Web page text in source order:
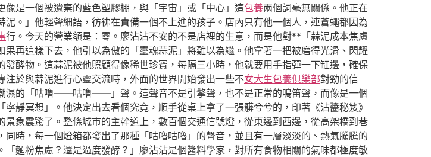
是一個被遺棄的藍色塑膠棚，與「宇宙」或「中心」這包養兩個詞毫無關係。他正在
。」他輕聲細語，彷彿在責備一個不上進的孩子。店內只有他一個人，連蒼蠅都因為
行。今天的營業額是：零。廖沾沾不安的不是店裡的生意，而是他對**「蒜泥成本焦慮
果再這樣下去，他引以為傲的「靈魂蒜泥」將難以為繼。他拿著一把被磨得光滑、閃耀
酵物。這蒜泥被他照顧得像稀世珍寶，每隔三小時，他就要用手指彈一下缸邊，確保
於與蒜泥進行心靈交流時，外面的世界開始發出一些不女大生包養俱樂部對勁的信
濕的「咕嚕——咕嚕——」聲。這聲音不是引擎聲，也不是正常的鳴笛聲，而像是一個
靜冥想」。他決定出去看個究竟，順手從桌上拿了一張髒兮兮的，印著《沾醬秘笈》
象震驚了。整條城市的主幹道上，數百個交通信號燈，從東邊到西邊，從高架橋到巷
時，每一個燈箱都發出了那種「咕嚕咕嚕」的聲音，並且有一層淡淡的、熱氣騰騰的
麵粉焦慮？還是過度發酵？」廖沾沾是個醬料學家，對所有食物相關的氣味都極度敏